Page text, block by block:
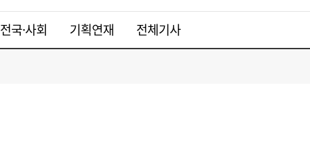
전국·사회 기획연재 전체기사